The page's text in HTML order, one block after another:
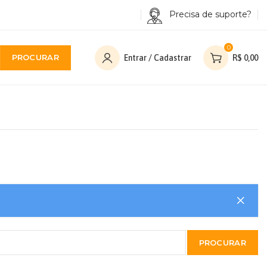
Precisa de suporte?
PROCURAR Entrar / Cadastrar
0
R$ 0,00
PROCURAR